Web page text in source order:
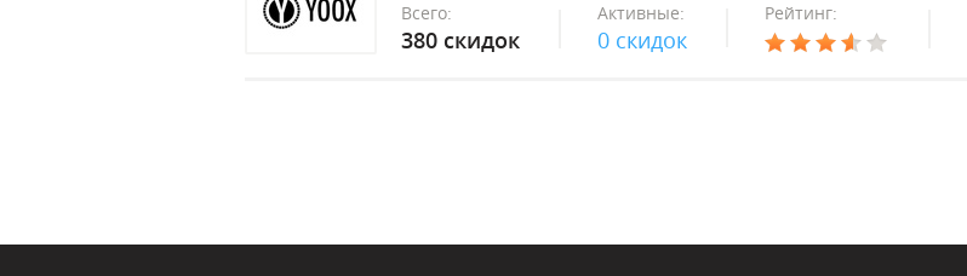
Всего:
380 скидок
Активные:
0 скидок
Рейтинг: